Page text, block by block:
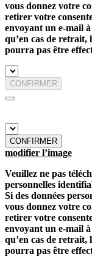
vous donnez votre
retirer votre
envoyant un e-mail
qu’en cas de retrait,
pourra pas être
CONFIRMER
CONFIRMER
modifier l’image
Veuillez ne pas
personnelles
Si des données
vous donnez votre
retirer votre
envoyant un e-mail
qu’en cas de retrait,
pourra pas être